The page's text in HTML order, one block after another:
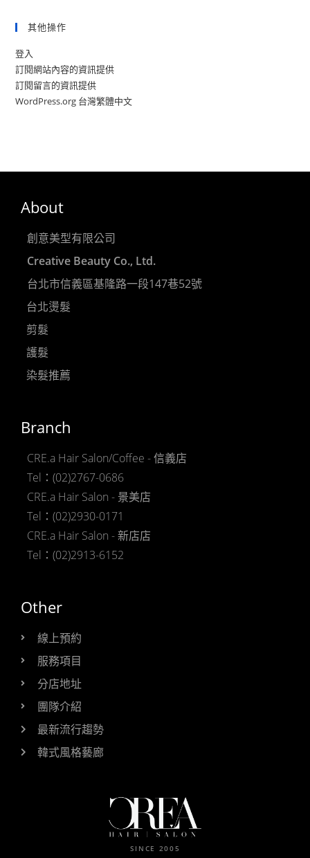
其他操作
登入
訂閱網站內容的資訊提供
訂閱留言的資訊提供
WordPress.org 台灣繁體中文
About
創意美型有限公司
Creative Beauty Co., Ltd.
台北市信義區基隆路一段147巷52號
台北燙髮
剪髮
護髮
染髮推薦
Branch
CRE.a Hair Salon/Coffee - 信義店
Tel：(02)2767-0686
CRE.a Hair Salon - 景美店
Tel：(02)2930-0171
CRE.a Hair Salon - 新店店
Tel：(02)2913-6152
Other
線上預約
服務項目
分店地址
團隊介紹
最新流行趨勢
韓式風格藝廊
SINCE 2005